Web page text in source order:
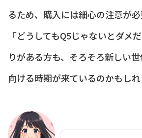
るため、購入には細心の注意が必
「どうしてもQ5じゃないとダメ
りがある方も、そろそろ新しい
向ける時期が来ているのかもしれ